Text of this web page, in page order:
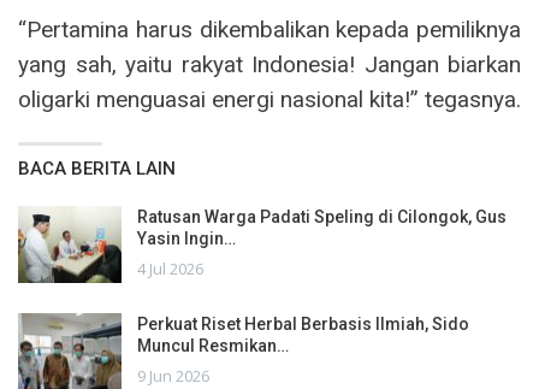
“Pertamina harus dikembalikan kepada pemiliknya
yang sah, yaitu rakyat Indonesia! Jangan biarkan
oligarki menguasai energi nasional kita!” tegasnya.
BACA BERITA LAIN
Ratusan Warga Padati Speling di Cilongok, Gus
Yasin Ingin…
4 Jul 2026
Perkuat Riset Herbal Berbasis Ilmiah, Sido
Muncul Resmikan…
9 Jun 2026